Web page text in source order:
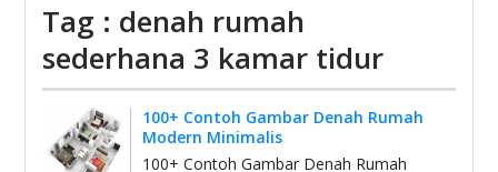
Tag : denah rumah
sederhana 3 kamar tidur
100+ Contoh Gambar Denah Rumah
Modern Minimalis
100+ Contoh Gambar Denah Rumah